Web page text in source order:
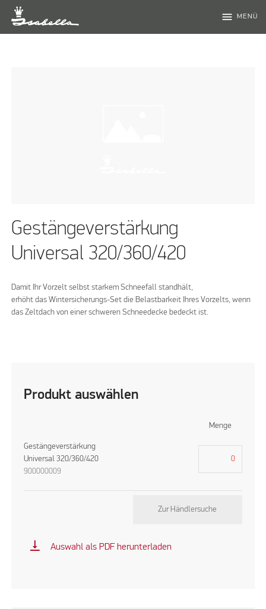
menu MENÜ
Gestängeverstärkung
Universal 320/360/420
Damit Ihr Vorzelt selbst starkem Schneefall standhält,
erhöht das Wintersicherungs-Set die Belastbarkeit Ihres Vorzelts, wenn
das Zeltdach von einer schweren Schneedecke bedeckt ist.
Produkt auswählen
Menge
Gestängeverstärkung
Universal 320/360/420
900000009
Zur Händlersuche
vertical_align_bottom Auswahl als PDF herunterladen